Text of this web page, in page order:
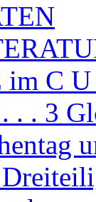
im C
. . 3